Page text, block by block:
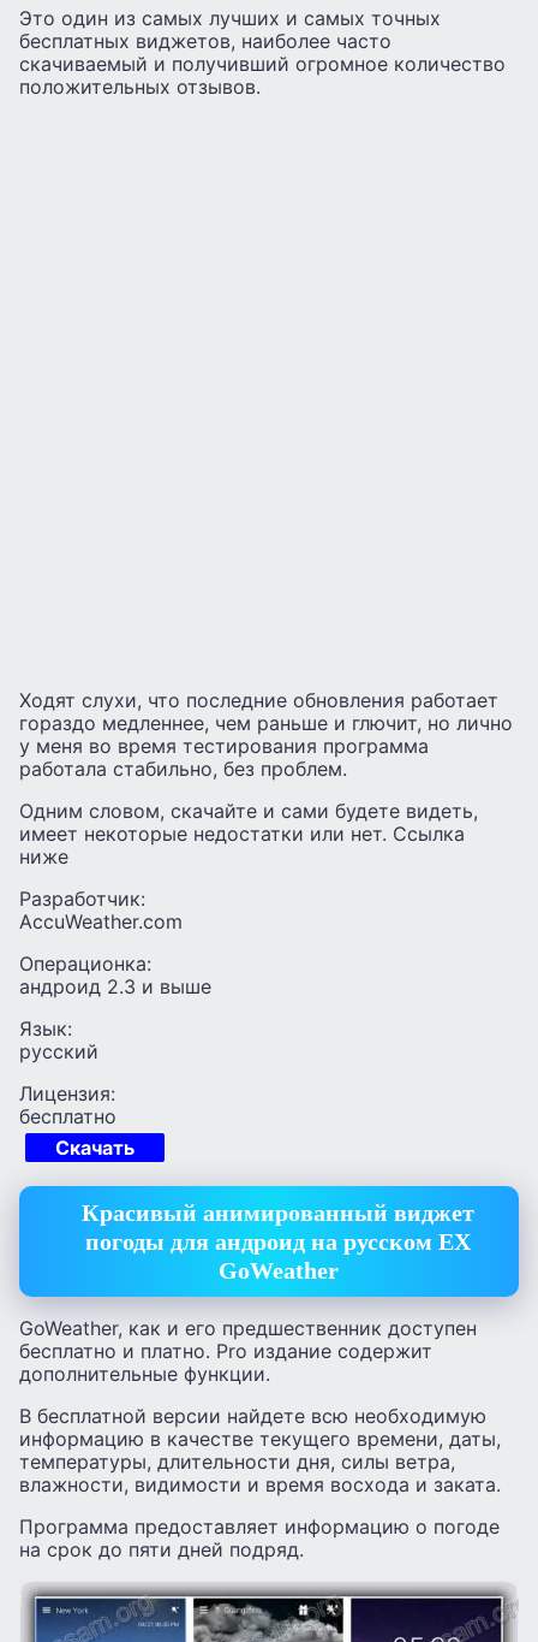
Это один из самых лучших и самых точных
бесплатных виджетов, наиболее часто
скачиваемый и получивший огромное количество
положительных отзывов.
Ходят слухи, что последние обновления работает
гораздо медленнее, чем раньше и глючит, но лично
у меня во время тестирования программа
работала стабильно, без проблем.
Одним словом, скачайте и сами будете видеть,
имеет некоторые недостатки или нет. Ссылка
ниже
Разработчик:
AccuWeather.com
Операционка:
андроид 2.3 и выше
Язык:
русский
Лицензия:
бесплатно
Скачать
Красивый анимированный виджет
погоды для андроид на русском EX
GoWeather
GoWeather, как и его предшественник доступен
бесплатно и платно. Pro издание содержит
дополнительные функции.
В бесплатной версии найдете всю необходимую
информацию в качестве текущего времени, даты,
температуры, длительности дня, силы ветра,
влажности, видимости и время восхода и заката.
Программа предоставляет информацию о погоде
на срок до пяти дней подряд.